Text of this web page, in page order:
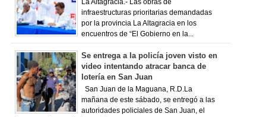
La Altagracia.- Las obras de
infraestructuras prioritarias demandadas
por la provincia La Altagracia en los
encuentros de “El Gobierno en la...
Se entrega a la policía joven visto en
video intentando atracar banca de
lotería en San Juan
San Juan de la Maguana, R.D.La
mañana de este sábado, se entregó a las
autoridades policiales de San Juan, el